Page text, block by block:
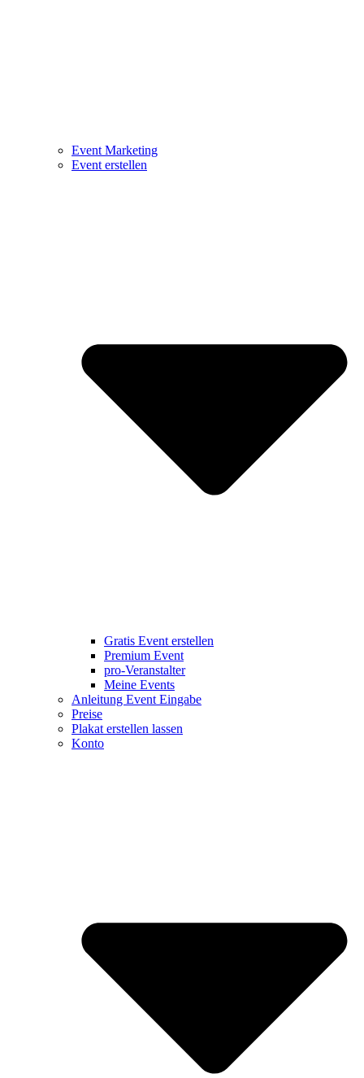
Event Marketing
Event erstellen
Gratis Event erstellen
Premium Event
pro-Veranstalter
Meine Events
Anleitung Event Eingabe
Preise
Plakat erstellen lassen
Konto